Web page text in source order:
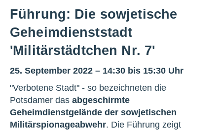
Führung: Die sowjetische
Geheimdienststadt
'Militärstädtchen Nr. 7'
25. September 2022 – 14:30 bis 15:30 Uhr
"Verbotene Stadt" - so bezeichneten die
Potsdamer das abgeschirmte
Geheimdienstgelände der sowjetischen
Militärspionageabwehr. Die Führung zeigt